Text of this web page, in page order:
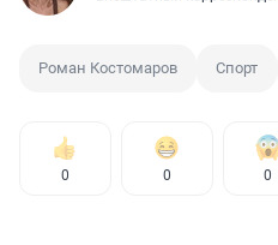
Роман Костомаров Спорт
0 0 0